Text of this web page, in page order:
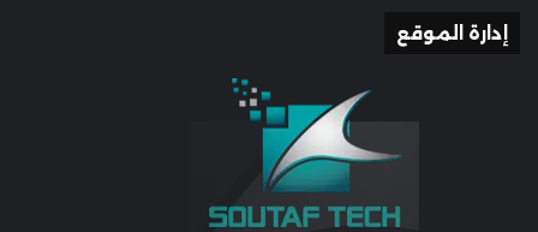
إدارة الموقع